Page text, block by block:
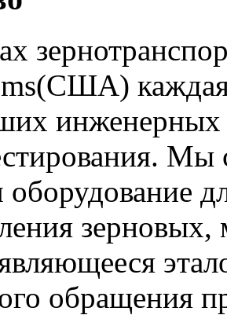
каждая
инженерных
оборудование
обращения